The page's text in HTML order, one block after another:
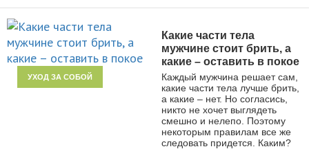
УХОД ЗА СОБОЙ
Какие части тела
мужчине стоит брить, а
какие – оставить в покое
Каждый мужчина решает сам,
какие части тела лучше брить,
а какие – нет. Но согласись,
никто не хочет выглядеть
смешно и нелепо. Поэтому
некоторым правилам все же
следовать придется. Каким?